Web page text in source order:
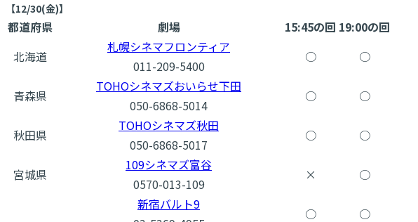
【12/30(金)】
都道府県 劇場 15:45の回 19:00の回
北海道
札幌シネマフロンティア
○ ○
011-209-5400
青森県
TOHOシネマズおいらせ下田
○ ○
050-6868-5014
秋田県
TOHOシネマズ秋田
○ ○
050-6868-5017
宮城県
109シネマズ富谷
× ○
0570-013-109
新宿バルト9
○ ○